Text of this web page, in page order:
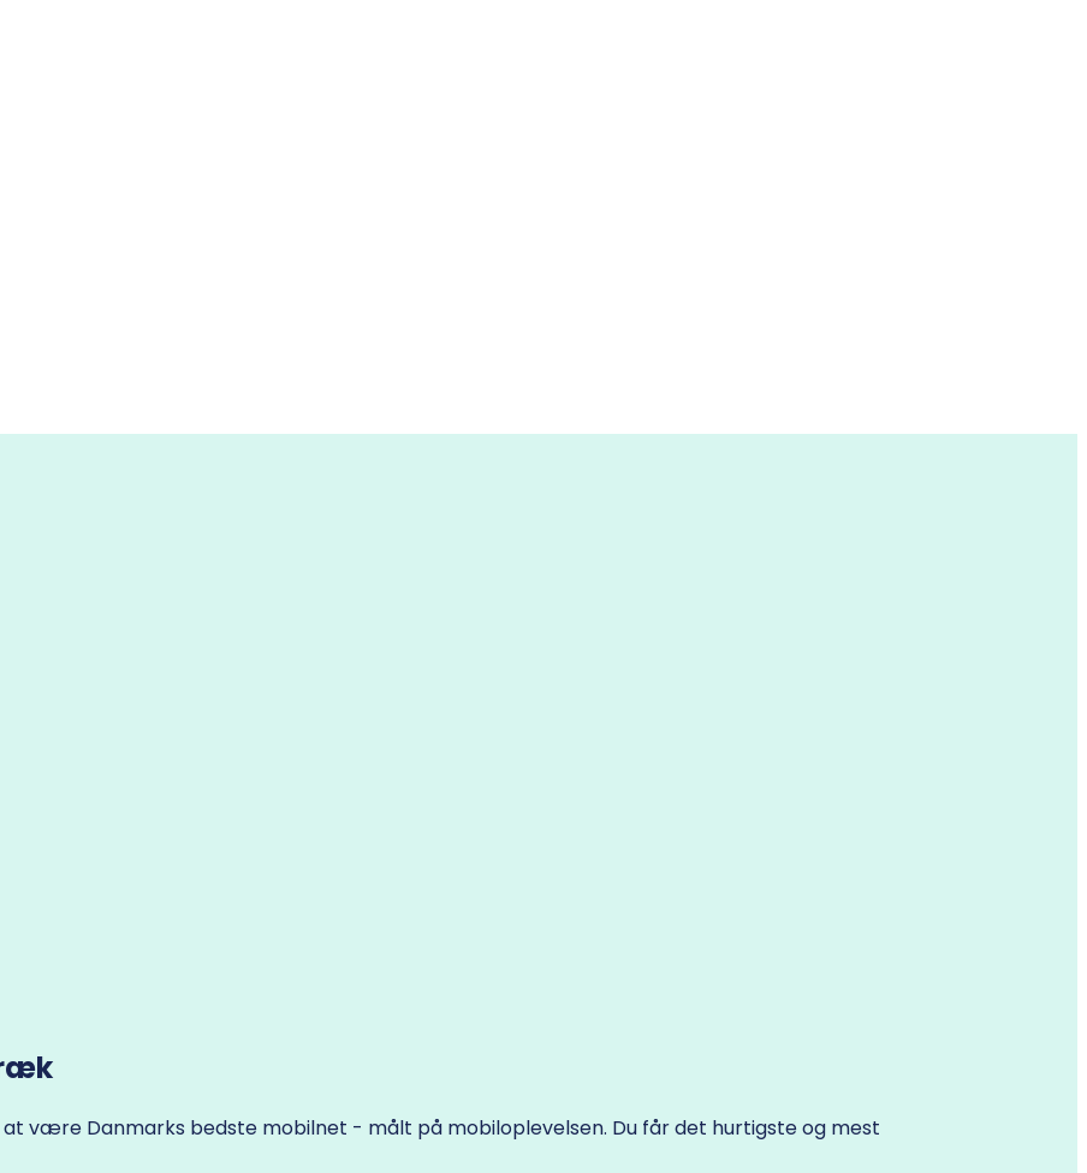
at være Danmarks bedste mobilnet - målt på mobiloplevelsen. Du får det hurtigste og mest